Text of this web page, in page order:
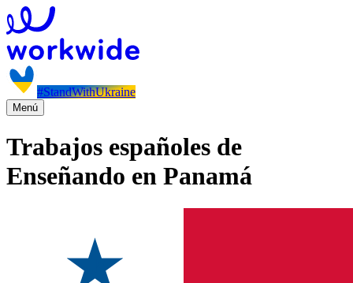
#StandWithUkraine
Menú
Trabajos españoles de
Enseñando en Panamá